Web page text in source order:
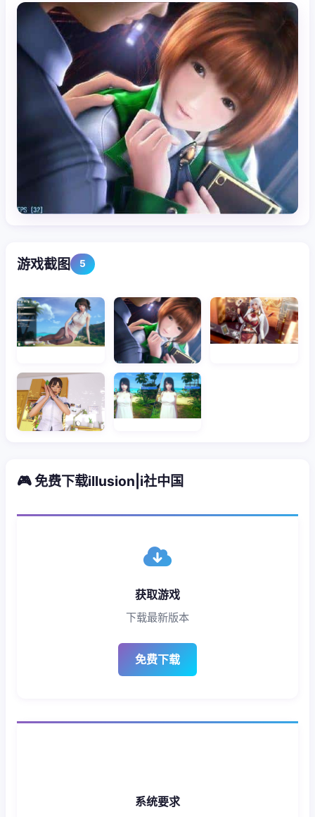
游戏截图 5
🎮 免费下载illusion|i社中国
获取游戏
下载最新版本
免费下载
系统要求